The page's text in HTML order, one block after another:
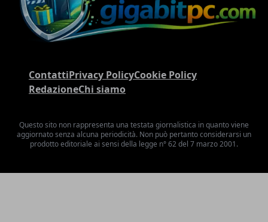
ContattiPrivacy PolicyCookie Policy
RedazioneChi siamo
Questo sito non rappresenta una testata giornalistica in quanto viene
aggiornato senza alcuna periodicità. Non può pertanto considerarsi un
prodotto editoriale ai sensi della legge n° 62 del 7 marzo 2001.